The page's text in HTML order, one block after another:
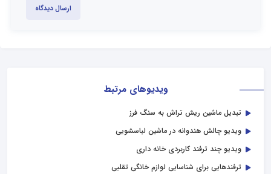
ویدیوهای مرتبط
تبدیل ماشین ریش تراش به سنگ فرز
ویدیو چالش هندوانه در ماشین لباسشویی
ویدیو چند ترفند کاربردی خانه داری
ترفندهایی برای شناسایی لوازم خانگی تقلبی
ارسال دیدگاه